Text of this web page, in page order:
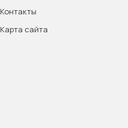
Контакты
Карта сайта